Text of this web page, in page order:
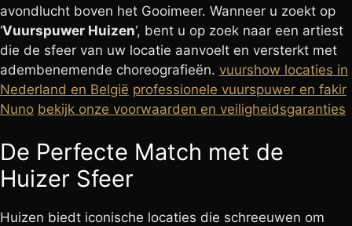
avondlucht boven het Gooimeer. Wanneer u zoekt op
‘Vuurspuwer Huizen‘, bent u op zoek naar een artiest
die de sfeer van uw locatie aanvoelt en versterkt met
adembenemende choreografieën. vuurshow locaties in
Nederland en België professionele vuurspuwer en fakir
Nuno bekijk onze voorwaarden en veiligheidsgaranties
De Perfecte Match met de
Huizer Sfeer
Huizen biedt iconische locaties die schreeuwen om